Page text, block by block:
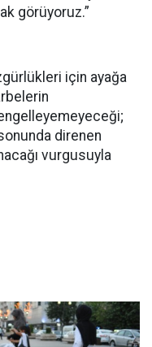
görüyoruz.”
için ayağa
engelleyemeyeceği;
direnen
vurgusuyla